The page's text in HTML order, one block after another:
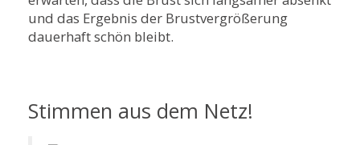
und das Ergebnis der Brustvergrößerung
dauerhaft schön bleibt.
Stimmen aus dem Netz!